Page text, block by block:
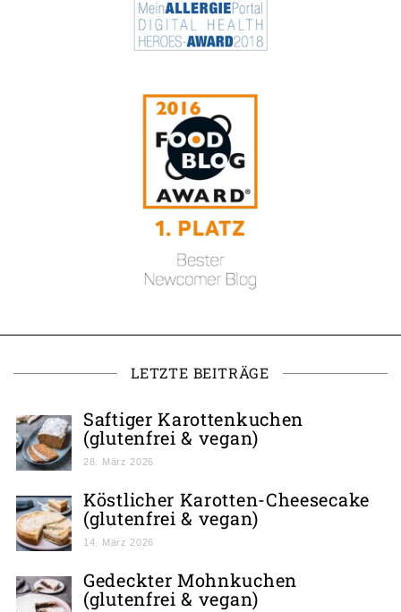
LETZTE BEITRÄGE
Saftiger Karottenkuchen
(glutenfrei & vegan)
28. März 2026
Köstlicher Karotten-Cheesecake
(glutenfrei & vegan)
14. März 2026
Gedeckter Mohnkuchen
(glutenfrei & vegan)